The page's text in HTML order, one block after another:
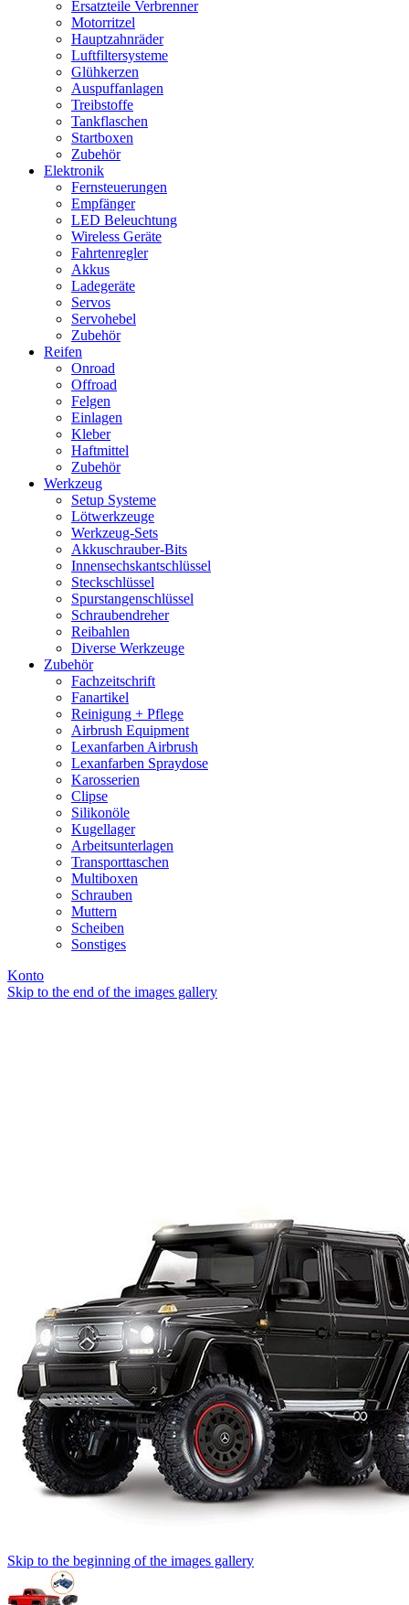
Ersatzteile Verbrenner
Motorritzel
Hauptzahnräder
Luftfiltersysteme
Glühkerzen
Auspuffanlagen
Treibstoffe
Tankflaschen
Startboxen
Zubehör
Elektronik
Fernsteuerungen
Empfänger
LED Beleuchtung
Wireless Geräte
Fahrtenregler
Akkus
Ladegeräte
Servos
Servohebel
Zubehör
Reifen
Onroad
Offroad
Felgen
Einlagen
Kleber
Haftmittel
Zubehör
Werkzeug
Setup Systeme
Lötwerkzeuge
Werkzeug-Sets
Akkuschrauber-Bits
Innensechskantschlüssel
Steckschlüssel
Spurstangenschlüssel
Schraubendreher
Reibahlen
Diverse Werkzeuge
Zubehör
Fachzeitschrift
Fanartikel
Reinigung + Pflege
Airbrush Equipment
Lexanfarben Airbrush
Lexanfarben Spraydose
Karosserien
Clipse
Silikonöle
Kugellager
Arbeitsunterlagen
Transporttaschen
Multiboxen
Schrauben
Muttern
Scheiben
Sonstiges
Konto
Skip to the end of the images gallery
Skip to the beginning of the images gallery